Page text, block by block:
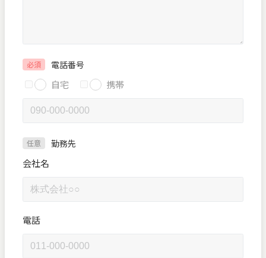
必須 電話番号
自宅 携帯
任意 勤務先
会社名
電話